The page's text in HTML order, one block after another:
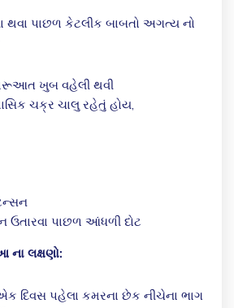
થવા પાછળ કેટલીક બાબતો અગત્ય નો
ખુબ વહેલી થવી
ચક્ર ચાલુ રહેતું હોય,
પાછળ આંધળી દોટ
ના લક્ષણો:
દિવસ પહેલા કમરના છેક નીચેના ભાગ